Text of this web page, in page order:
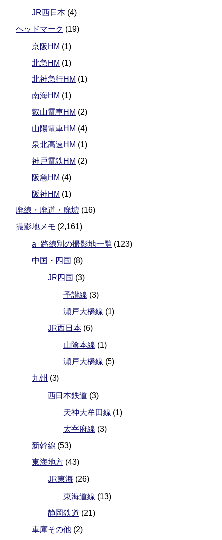
JR西日本 (4)
ヘッドマーク (19)
京阪HM (1)
北急HM (1)
北神急行HM (1)
南海HM (1)
叡山電車HM (2)
山陽電車HM (4)
泉北高速HM (1)
神戸電鉄HM (2)
阪急HM (4)
阪神HM (1)
廃線・廃道・廃墟 (16)
撮影地メモ (2,161)
a_路線別の撮影地一覧 (123)
中国・四国 (8)
JR四国 (3)
予讃線 (3)
瀬戸大橋線 (1)
JR西日本 (6)
山陰本線 (1)
瀬戸大橋線 (5)
九州 (3)
西日本鉄道 (3)
天神大牟田線 (1)
太宰府線 (3)
新幹線 (53)
東海地方 (43)
JR東海 (26)
東海道線 (13)
静岡鉄道 (21)
車庫その他 (2)